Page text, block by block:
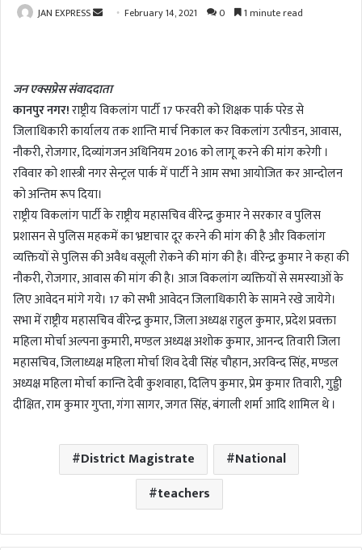
JAN EXPRESS
a
n
e
m
a
l
February 14, 2021 0 1 minute read
जन एक्सप्रेस संवाददाता
कानपुर नगर!राष्ट्रीय विकलांग पार्टी 17 फरवरी को शिक्षक पार्क परेड से
जिलाधिकारी कार्यालय तक शान्ति मार्च निकाल कर विकलांग उत्पीडन, आवास,
नौकरी, रोजगार, दिव्यांगजन अधिनियम 2016 को लागू करने की मांग करेगी ।
रविवार को शास्त्री नगर सेन्ट्रल पार्क में पार्टी ने आम सभा आयोजित कर आन्दोलन
को अन्तिम रूप दिया।
राष्ट्रीय विकलांग पार्टी के राष्ट्रीय महासचिव वीरेन्द्र कुमार ने सरकार व पुलिस
प्रशासन से पुलिस महकमें का भ्रष्टाचार दूर करने की मांग की है और विकलांग
व्यक्तियों से पुलिस की अवैध वसूली रोकने की मांग की है। वीरेन्द्र कुमार ने कहा की
नौकरी, रोजगार, आवास की मांग की है। आज विकलांग व्यक्तियों से समस्याओं के
लिए आवेदन मांगे गये। 17 को सभी आवेदन जिलाधिकारी के सामने रखे जायेगे।
सभा में राष्ट्रीय महासचिव वीरेन्द्र कुमार, जिला अध्यक्ष राहुल कुमार, प्रदेश प्रवक्ता
महिला मोर्चा अल्पना कुमारी, मण्डल अध्यक्ष अशोक कुमार, आनन्द तिवारी जिला
महासचिव, जिलाध्यक्ष महिला मोर्चा शिव देवी सिंह चौहान, अरविन्द सिंह, मण्डल
अध्यक्ष महिला मोर्चा कान्ति देवी कुशवाहा, दिलिप कुमार, प्रेम कुमार तिवारी, गुड्डी
दीक्षित, राम कुमार गुप्ता, गंगा सागर, जगत सिंह, बंगाली शर्मा आदि शामिल थे ।
District Magistrate
National
teachers